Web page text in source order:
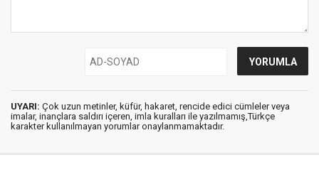
UYARI: Çok uzun metinler, küfür, hakaret, rencide edici cümleler veya
imalar, inançlara saldırı içeren, imla kuralları ile yazılmamış,Türkçe
karakter kullanılmayan yorumlar onaylanmamaktadır.